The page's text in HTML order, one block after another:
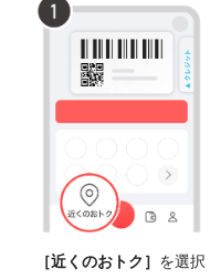
［近くのおトク］ を選択